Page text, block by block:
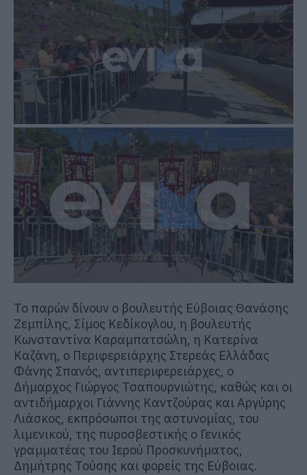
Το παρών δίνουν ο βουλευτής Εύβοιας Θανάσης
Ζεμπίλης, Σίμος Κεδίκογλου, η βουλευτής
Κωνσταντίνα Καραμπατσώλη, η Κατερίνα
Καζάνη, ο Περιφερειάρχης Στερεάς Ελλάδας
Φάνης Σπανός, αντιπεριφερειάρχες, ο
Δήμαρχος Γιώργος Τσαπουρνιώτης, καθώς και οι
αντιδήμαρχοι Γιάννης Καντζούρας καιΑργύρης
Λιάσκος, εκπρόσωποι της αστυνομίας, του
λιμενικού, της πυροσβεστικής ο Γενικός
γραμματέας του Ιερού Προσκυνήματος,
Δημήτρης Τούσης και φορείς της Εύβοιας.